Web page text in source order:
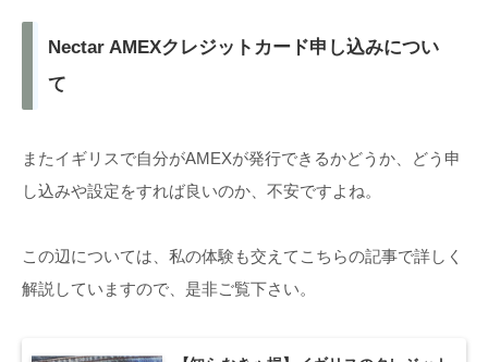
Nectar AMEXクレジットカード申し込みについ
て
またイギリスで自分がAMEXが発行できるかどうか、どう申
し込みや設定をすれば良いのか、不安ですよね。
この辺については、私の体験も交えてこちらの記事で詳しく
解説していますので、是非ご覧下さい。